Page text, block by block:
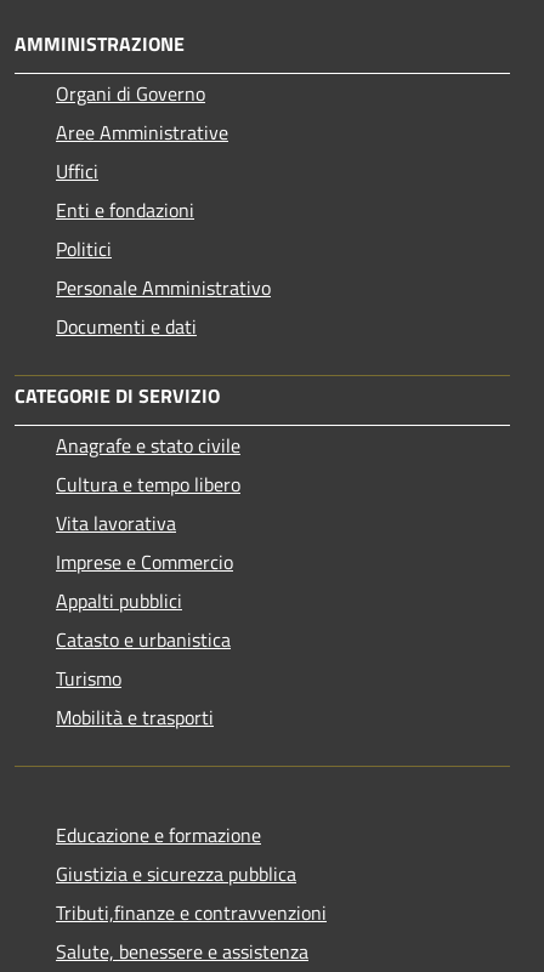
AMMINISTRAZIONE
Organi di Governo
Aree Amministrative
Uffici
Enti e fondazioni
Politici
Personale Amministrativo
Documenti e dati
CATEGORIE DI SERVIZIO
Anagrafe e stato civile
Cultura e tempo libero
Vita lavorativa
Imprese e Commercio
Appalti pubblici
Catasto e urbanistica
Turismo
Mobilità e trasporti
Educazione e formazione
Giustizia e sicurezza pubblica
Tributi,finanze e contravvenzioni
Salute, benessere e assistenza